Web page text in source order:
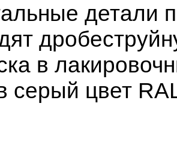
детали
в
серый цвет